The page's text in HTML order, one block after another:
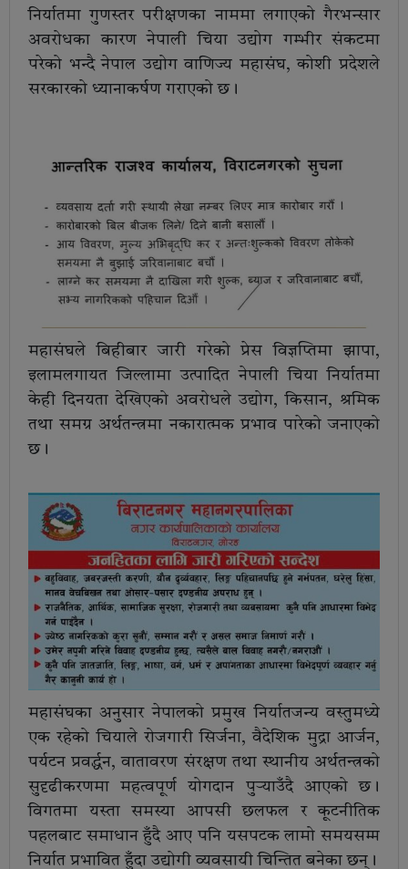
निर्यातमा गुणस्तर परीक्षणका नाममा लगाएको गैरभन्सार
अवरोधका कारण नेपाली चिया उद्योग गम्भीर संकटमा
परेको भन्दै नेपाल उद्योग वाणिज्य महासंघ, कोशी प्रदेशले
सरकारको ध्यानाकर्षण गराएको छ।
महासंघले बिहीबार जारी गरेको प्रेस विज्ञप्तिमा झापा,
इलामलगायत जिल्लामा उत्पादित नेपाली चिया निर्यातमा
केही दिनयता देखिएको अवरोधले उद्योग, किसान, श्रमिक
तथा समग्र अर्थतन्त्रमा नकारात्मक प्रभाव पारेको जनाएको
छ।
महासंघका अनुसार नेपालको प्रमुख निर्यातजन्य वस्तुमध्ये
एक रहेको चियाले रोजगारी सिर्जना, वैदेशिक मुद्रा आर्जन,
पर्यटन प्रवर्द्धन, वातावरण संरक्षण तथा स्थानीय अर्थतन्त्रको
सुदृढीकरणमा महत्वपूर्ण योगदान पुर्‍याउँदै आएको छ।
विगतमा यस्ता समस्या आपसी छलफल र कूटनीतिक
पहलबाट समाधान हुँदै आए पनि यसपटक लामो समयसम्म
निर्यात प्रभावित हुँदा उद्योगी व्यवसायी चिन्तित बनेका छन्।